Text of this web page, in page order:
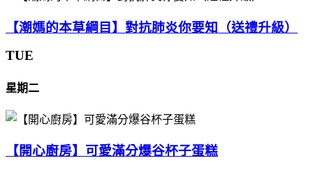
【潮媽的本草綱目】對抗肺炎你要知（送禮升級）
TUE
星期二
【開心廚房】可愛滿分爆谷杯子蛋糕